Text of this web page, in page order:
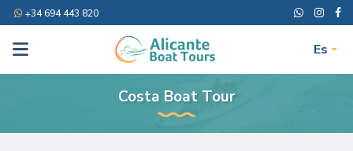
+34 694 443 820
Es
Costa Boat Tour